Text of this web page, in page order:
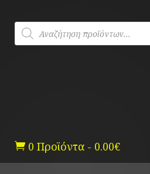
content
Products
search
 0 Προϊόντα - 0.00€